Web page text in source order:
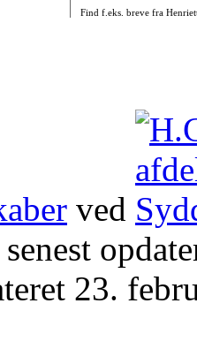
Find f.eks. breve fra
ved
23.